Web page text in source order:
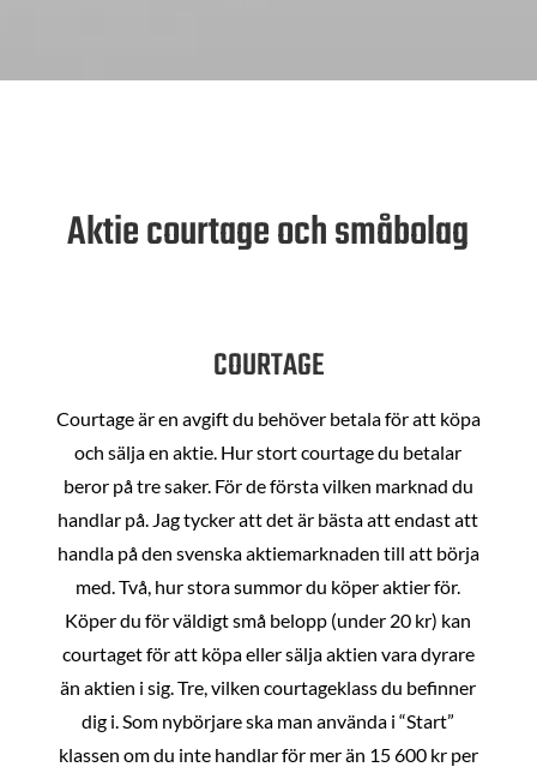
Aktie courtage och småbolag
COURTAGE
Courtage är en avgift du behöver betala för att köpa
och sälja en aktie. Hur stort courtage du betalar
beror på tre saker. För de första vilken marknad du
handlar på. Jag tycker att det är bästa att endast att
handla på den svenska aktiemarknaden till att börja
med. Två, hur stora summor du köper aktier för.
Köper du för väldigt små belopp (under 20 kr) kan
courtaget för att köpa eller sälja aktien vara dyrare
än aktien i sig. Tre, vilken courtageklass du befinner
dig i. Som nybörjare ska man använda i “Start”
klassen om du inte handlar för mer än 15 600 kr per